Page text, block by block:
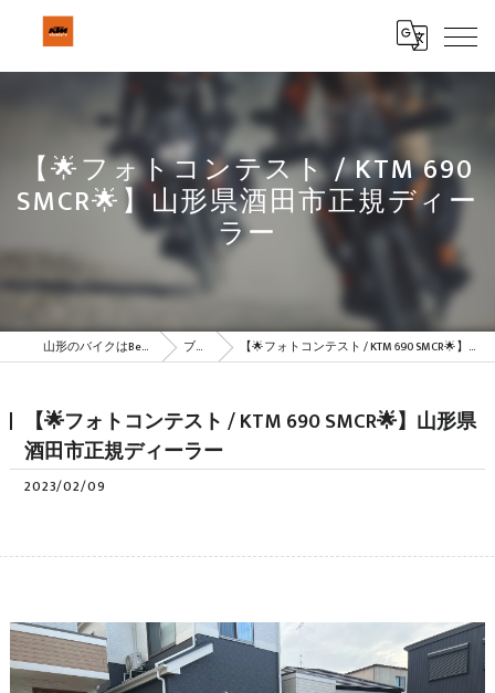
【🌟フォトコンテスト / KTM 690
SMCR🌟】山形県酒田市正規ディー
ラー
山形のバイクはBeSTAR株式会社 ブログ 【🌟フォトコンテスト / KTM 690 SMCR🌟】山形県酒田市正規ディーラー
【🌟フォトコンテスト / KTM 690 SMCR🌟】山形県
酒田市正規ディーラー
2023/02/09